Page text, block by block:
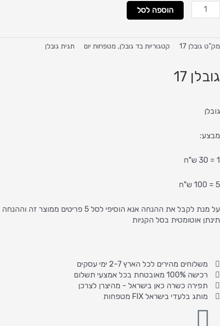
כמות
של
17
הוספה לסל
מק"ט גובלן 17 קטגוריות בד גובלן, מטפחות יום תגית גובלן
גובלן 17
גובלן
מבצע:
1 = 30 ש"ח
5 = 100 ש"ח
על מנת לקבל את ההנחה אנא הוסיפי לסל 5 פריטים ממוצר זה וההנחה
תינתן אוטומטית בסל הקניות
משלוחים מהירים לכל הארץ 2-7 ימי עסקים
רכישה 100% מאובטחת בכל אמצעי תשלום
תפירה כשרה כאן בישראל - מהיצרן לצרכן
מותג בלעדי בישראל FIX מטפחות